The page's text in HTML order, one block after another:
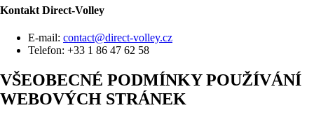
Kontakt Direct-Volley
E-mail: contact@direct-volley.cz
Telefon: +33 1 86 47 62 58
VŠEOBECNÉ PODMÍNKY POUŽÍVÁNÍ
WEBOVÝCH STRÁNEK